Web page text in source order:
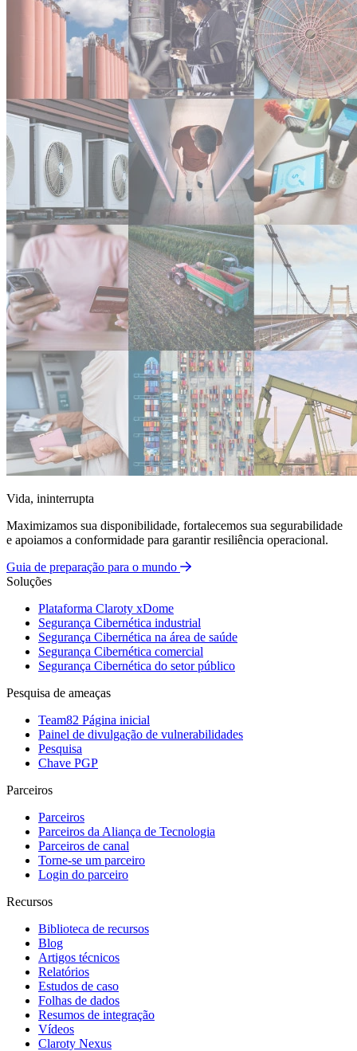
Vida, ininterrupta
Maximizamos sua disponibilidade, fortalecemos sua segurabilidade
e apoiamos a conformidade para garantir resiliência operacional.
Guia de preparação para o mundo
Soluções
Plataforma Claroty xDome
Segurança Cibernética industrial
Segurança Cibernética na área de saúde
Segurança Cibernética comercial
Segurança Cibernética do setor público
Pesquisa de ameaças
Team82 Página inicial
Painel de divulgação de vulnerabilidades
Pesquisa
Chave PGP
Parceiros
Parceiros
Parceiros da Aliança de Tecnologia
Parceiros de canal
Torne-se um parceiro
Login do parceiro
Recursos
Biblioteca de recursos
Blog
Artigos técnicos
Relatórios
Estudos de caso
Folhas de dados
Resumos de integração
Vídeos
Claroty Nexus